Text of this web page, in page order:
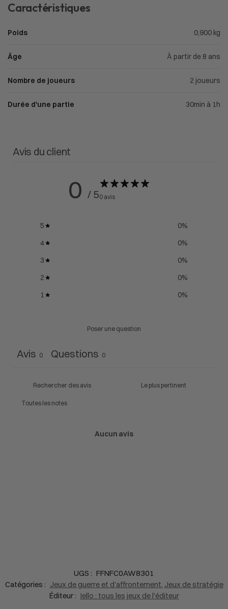
Caractéristiques
Poids 0,900 kg
Âge À partir de 8 ans
Nombre de joueurs 2 joueurs
Durée d'une partie 30min à 1h
Avis du client
0 / 50 avis
5 0%
4
0%
3
0%
2
0%
1
0%
Poser une question
Avis 0 Questions 0
Aucun avis
UGS : FFNFC0AW8301
Catégories : Jeux de guerre et d'affrontement, Jeux de stratégie
Éditeur : Iello : tous les jeux de l'éditeur